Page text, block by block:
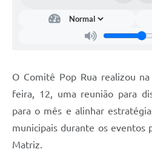
O Comitê Pop Rua realizou
feira, 12, uma reunião para
para o mês e alinhar
municipais durante os eventos
Matriz.